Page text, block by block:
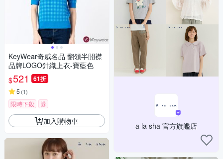
KeyWear奇威名品 翻領半開襟
品牌LOGO針織上衣-寶藍色
$521 61折
5 (1)
限時下殺 券
加入購物車
a la sha 官方旗艦店